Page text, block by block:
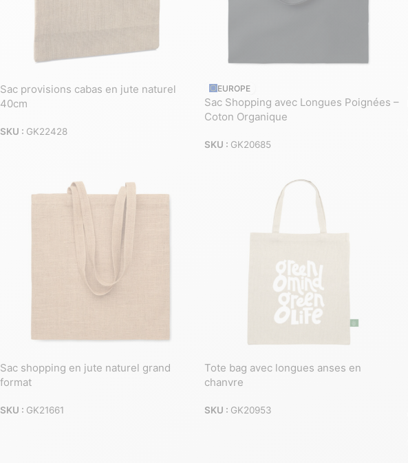
Sac provisions cabas en jute naturel
40cm
SKU : GK22428
EUROPE
Sac Shopping avec Longues Poignées –
Coton Organique
SKU : GK20685
Sac shopping en jute naturel grand
format
SKU : GK21661
Tote bag avec longues anses en
chanvre
SKU : GK20953